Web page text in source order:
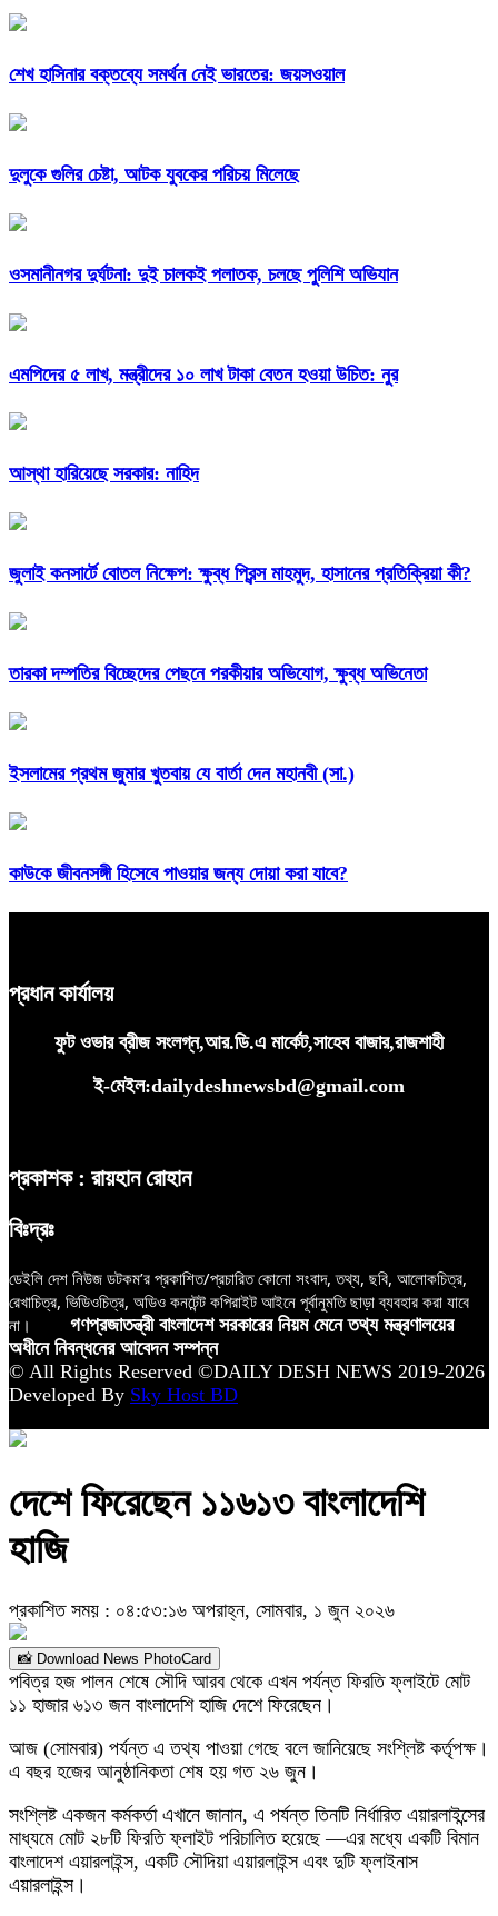
শেখ হাসিনার বক্তব্যে সমর্থন নেই ভারতের: জয়সওয়াল
দুলুকে গুলির চেষ্টা, আটক যুবকের পরিচয় মিলেছে
ওসমানীনগর দুর্ঘটনা: দুই চালকই পলাতক, চলছে পুলিশি অভিযান
এমপিদের ৫ লাখ, মন্ত্রীদের ১০ লাখ টাকা বেতন হওয়া উচিত: নুর
আস্থা হারিয়েছে সরকার: নাহিদ
জুলাই কনসার্টে বোতল নিক্ষেপ: ক্ষুব্ধ প্রিন্স মাহমুদ, হাসানের প্রতিক্রিয়া কী?
তারকা দম্পতির বিচ্ছেদের পেছনে পরকীয়ার অভিযোগ, ক্ষুব্ধ অভিনেতা
ইসলামের প্রথম জুমার খুতবায় যে বার্তা দেন মহানবী (সা.)
কাউকে জীবনসঙ্গী হিসেবে পাওয়ার জন্য দোয়া করা যাবে?
প্রধান কার্যালয়
ফুট ওভার ব্রীজ সংলগ্ন,আর.ডি.এ মার্কেট,সাহেব বাজার,রাজশাহী
ই-মেইল:dailydeshnewsbd@gmail.com
প্রকাশক : রায়হান রোহান
বিঃদ্রঃ
ডেইলি দেশ নিউজ ডটকম’র প্রকাশিত/প্রচারিত কোনো সংবাদ, তথ্য, ছবি, আলোকচিত্র,
রেখাচিত্র, ভিডিওচিত্র, অডিও কনটেন্ট কপিরাইট আইনে পূর্বানুমতি ছাড়া ব্যবহার করা যাবে
না।
গণপ্রজাতন্ত্রী বাংলাদেশ সরকারের নিয়ম মেনে তথ্য মন্ত্রণালয়ের
অধীনে নিবন্ধনের আবেদন সম্পন্ন
© All Rights Reserved ©DAILY DESH NEWS 2019-2026
Developed By Sky Host BD
দেশে ফিরেছেন ১১৬১৩ বাংলাদেশি
হাজি
প্রকাশিত সময় : ০৪:৫৩:১৬ অপরাহ্ন, সোমবার, ১ জুন ২০২৬
📸 Download News PhotoCard
পবিত্র হজ পালন শেষে সৌদি আরব থেকে এখন পর্যন্ত ফিরতি ফ্লাইটে মোট
১১ হাজার ৬১৩ জন বাংলাদেশি হাজি দেশে ফিরেছেন।
আজ (সোমবার) পর্যন্ত এ তথ্য পাওয়া গেছে বলে জানিয়েছে সংশ্লিষ্ট কর্তৃপক্ষ।
এ বছর হজের আনুষ্ঠানিকতা শেষ হয় গত ২৬ জুন।
সংশ্লিষ্ট একজন কর্মকর্তা এখানে জানান, এ পর্যন্ত তিনটি নির্ধারিত এয়ারলাইন্সের
মাধ্যমে মোট ২৮টি ফিরতি ফ্লাইট পরিচালিত হয়েছে —এর মধ্যে একটি বিমান
বাংলাদেশ এয়ারলাইন্স, একটি সৌদিয়া এয়ারলাইন্স এবং দুটি ফ্লাইনাস
এয়ারলাইন্স।